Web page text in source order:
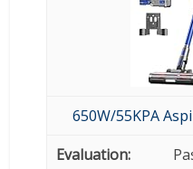
650W/55KPA